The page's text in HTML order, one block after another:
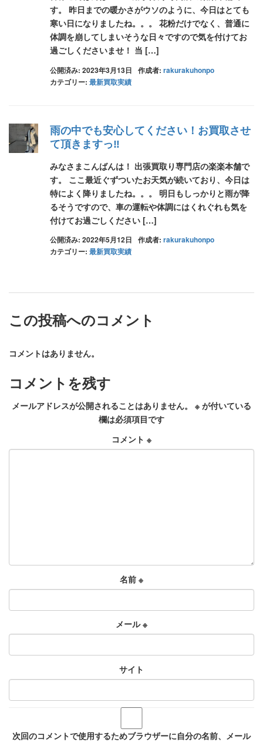
す。 昨日までの暖かさがウソのように、今日はとても
寒い日になりましたね。。。 花粉だけでなく、普通に
体調を崩してしまいそうな日々ですので気を付けてお
過ごしくださいませ！ 当 […]
公開済み: 2023年3月13日 作成者: rakurakuhonpo
カテゴリー: 最新買取実績
雨の中でも安心してください！お買取させ
て頂きますっ‼
みなさまこんばんは！ 出張買取り専門店の楽楽本舗で
す。 ここ最近ぐずついたお天気が続いており、今日は
特によく降りましたね。。。 明日もしっかりと雨が降
るそうですので、車の運転や体調にはくれぐれも気を
付けてお過ごしください […]
公開済み: 2022年5月12日 作成者: rakurakuhonpo
カテゴリー: 最新買取実績
この投稿へのコメント
コメントはありません。
コメントを残す
メールアドレスが公開されることはありません。 ※ が付いている
欄は必須項目です
コメント ※
名前 ※
メール※
サイト
次回のコメントで使用するためブラウザーに自分の名前、メール